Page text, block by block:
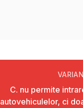
C. nu permite
autovehiculelor, ci